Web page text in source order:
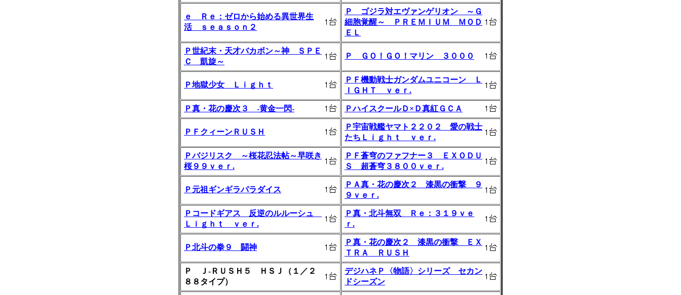
ｅ Ｒｅ：ゼロから始める異世界生
活 ｓｅａｓｏｎ２
Ｐ ゴジラ対エヴァンゲリオン ～Ｇ
細胞覚醒～ ＰＲＥＭＩＵＭ ＭＯＤ
ＥＬ
Ｐ世紀末・天才バカボン～神 ＳＰＥ
Ｃ 凱旋～
Ｐ ＧＯ！ＧＯ！マリン ３０００
Ｐ地獄少女 Ｌｉｇｈｔ
ＰＦ機動戦士ガンダムユニコーン Ｌ
ＩＧＨＴ ｖｅｒ.
Ｐ真・花の慶次３ ‐黄金一閃‐ ＰハイスクールＤ×Ｄ真紅ＧＣＡ
ＰＦクィーンＲＵＳＨ
Ｐ宇宙戦艦ヤマト２２０２ 愛の戦士
たちＬｉｇｈｔ ｖｅｒ.
Ｐバジリスク ～桜花忍法帖～早咲き
桜９９ｖｅｒ.
ＰＦ蒼穹のファフナー３ ＥＸＯＤＵ
Ｓ 超蒼穹３８００ｖｅｒ.
Ｐ元祖ギンギラパラダイス
ＰＡ真・花の慶次２ 漆黒の衝撃 ９
９ｖｅｒ.
Ｐコードギアス 反逆のルルーシュ
Ｌｉｇｈｔ ｖｅｒ.
Ｐ真・北斗無双 Ｒｅ：３１９ｖｅ
ｒ.
Ｐ北斗の拳９ 闘神
Ｐ真・花の慶次２ 漆黒の衝撃 ＥＸ
ＴＲＡ ＲＵＳＨ
Ｐ Ｊ-ＲＵＳＨ５ ＨＳＪ（１／２
８８タイプ）
デジハネＰ〈物語〉シリーズ セカン
ドシーズン